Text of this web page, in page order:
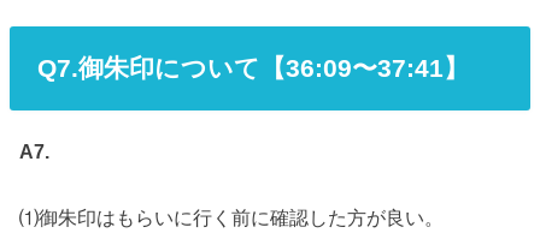
Q7.御朱印について【36:09〜37:41】
A7.
⑴御朱印はもらいに行く前に確認した方が良い。